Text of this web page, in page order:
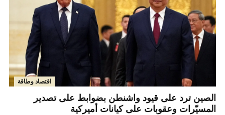
اقتصاد وطاقة
الصين ترد على قيود واشنطن بضوابط على تصدير
المسيّرات وعقوبات على كيانات أميركية